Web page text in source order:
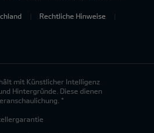
Rechtliche Hinweise
mit Künstlicher Intelligenz
Hintergründe. Diese dienen
*